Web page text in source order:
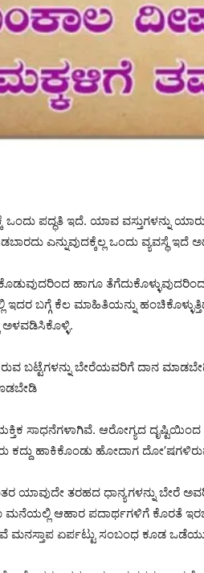
ಒಂದು ಪದ್ಧತಿ ಇದೆ. ಯಾವ
ಎನ್ನುವುದಕ್ಕೆಲ್ಲ ಒಂದು ವ್ಯವಸ್ಥೆ ಇದೆ
ಹಾಗೂ
ಇದರ ಬಗ್ಗೆ ಕೆಲ ಮಾಹಿತಿಯನ್ನು
ಅಳವಡಿಸಿಕೊಳ್ಳಿ.
ಬಟ್ಟೆಗಳನ್ನು ಬೇರೆಯವರಿಗೆ ದಾನ
ಸಾಧನೆಗಳಾಗಿವೆ. ಆರೋಗ್ಯದ ದೃಷ್ಟಿಯಿಂದ
ಕದ್ದು ಹಾಕಿಕೊಂಡು ಹೋದಾಗ
ತರಹದ ಧಾನ್ಯಗಳನ್ನು ಬೇರೆ
ಮನೆಯಲ್ಲಿ ಆಹಾರ ಪದಾರ್ಥಗಳಿಗೆ ಕೊರತೆ
ಮನಸ್ತಾಪ ಏರ್ಪಟ್ಟು ಸಂಬಂಧ ಕೂಡ